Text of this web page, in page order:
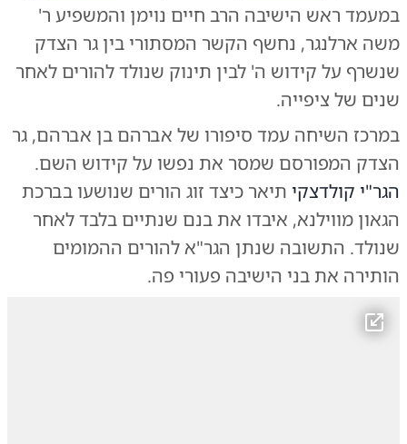
במעמד ראש הישיבה הרב חיים נוימן והמשפיע ר'
משה ארלנגר, נחשף הקשר המסתורי בין גר הצדק
שנשרף על קידוש ה' לבין תינוק שנולד להורים לאחר
שנים של ציפייה.
במרכז השיחה עמד סיפורו של אברהם בן אברהם, גר
הצדק המפורסם שמסר את נפשו על קידוש השם.
הגר"י קולדצקי תיאר כיצד זוג הורים שנושעו בברכת
הגאון מווילנא, איבדו את בנם שנתיים בלבד לאחר
שנולד. התשובה שנתן הגר"א להורים ההמומים
הותירה את בני הישיבה פעורי פה.